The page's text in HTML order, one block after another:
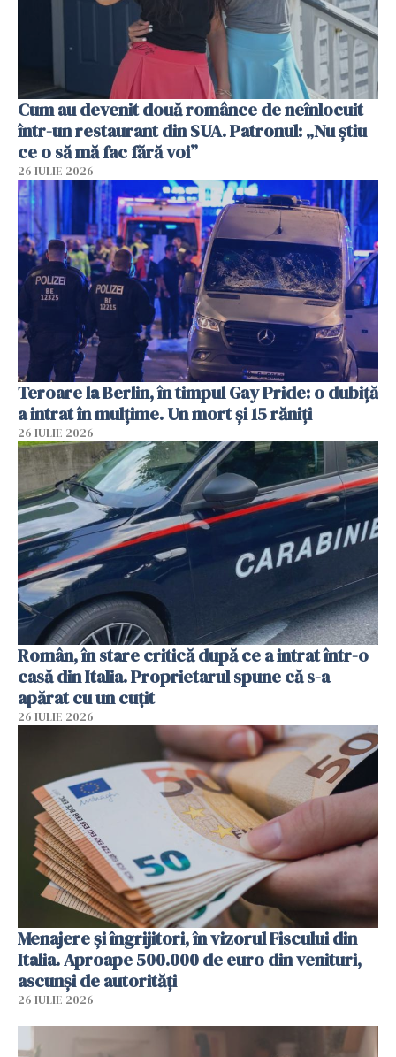
Cum au devenit două românce de neînlocuit
într-un restaurant din SUA. Patronul: „Nu știu
ce o să mă fac fără voi”
26 IULIE 2026
Teroare la Berlin, în timpul Gay Pride: o dubiță
a intrat în mulțime. Un mort și 15 răniți
26 IULIE 2026
Român, în stare critică după ce a intrat într-o
casă din Italia. Proprietarul spune că s-a
apărat cu un cuțit
26 IULIE 2026
Menajere și îngrijitori, în vizorul Fiscului din
Italia. Aproape 500.000 de euro din venituri,
ascunși de autorități
26 IULIE 2026